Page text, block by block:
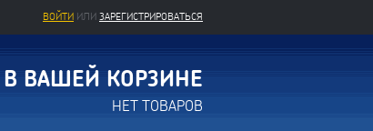
ВОЙТИ ИЛИ ЗАРЕГИСТРИРОВАТЬСЯ
В ВАШЕЙ КОРЗИНЕ
НЕТ ТОВАРОВ